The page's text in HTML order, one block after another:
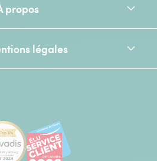
propos
légales
[Ecovadis Gold Badge - Top 5%